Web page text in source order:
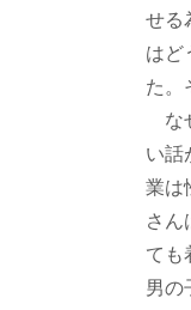
せる
はど
た。
な
い話
業は
さん
ても
男の